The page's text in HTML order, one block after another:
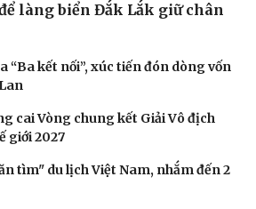
Đời sống
làng biển Đắk Lắk giữ chân
“Ba kết nối”, xúc tiến đón dòng vốn
cai Vòng chung kết Giải Vô địch
giới 2027
tìm" du lịch Việt Nam, nhắm đến 2